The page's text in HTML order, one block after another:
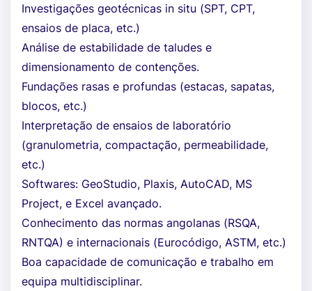
Investigações geotécnicas in situ (SPT, CPT,
ensaios de placa, etc.)
Análise de estabilidade de taludes e
dimensionamento de contenções.
Fundações rasas e profundas (estacas, sapatas,
blocos, etc.)
Interpretação de ensaios de laboratório
(granulometria, compactação, permeabilidade,
etc.)
Softwares: GeoStudio, Plaxis, AutoCAD, MS
Project, e Excel avançado.
Conhecimento das normas angolanas (RSQA,
RNTQA) e internacionais (Eurocódigo, ASTM, etc.)
Boa capacidade de comunicação e trabalho em
equipa multidisciplinar.